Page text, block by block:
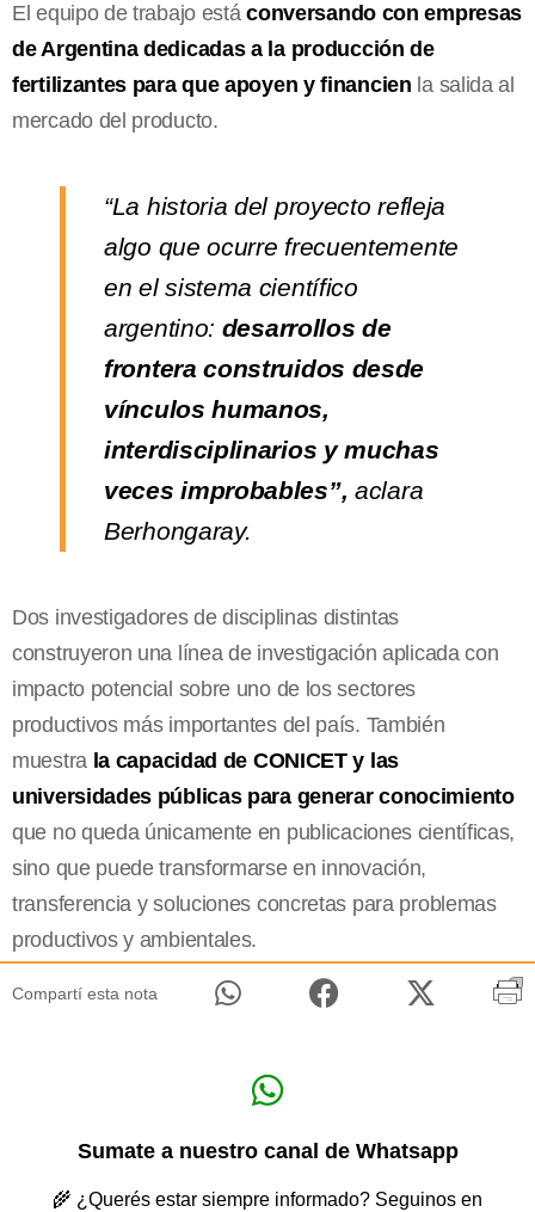
El equipo de trabajo estáconversando con empresas
de Argentina dedicadas a la producción de
fertilizantes para que apoyen y financien la salida al
mercado del producto.
“La historia del proyecto refleja
algo que ocurre frecuentemente
en el sistema científico
argentino: desarrollos de
frontera construidos desde
vínculos humanos,
interdisciplinarios y muchas
veces improbables”, aclara
Berhongaray.
Dos investigadores de disciplinas distintas
construyeron una línea de investigación aplicada con
impacto potencial sobre uno de los sectores
productivos más importantes del país. También
muestra la capacidad de CONICET y las
universidades públicas para generar conocimiento
que no queda únicamente en publicaciones científicas,
sino que puede transformarse en innovación,
transferencia y soluciones concretas para problemas
productivos y ambientales.
Compartí esta nota
Sumate a nuestro canal de Whatsapp
🌾 ¿Querés estar siempre informado? Seguinos en